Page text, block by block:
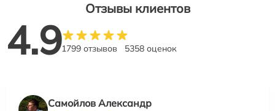
Отзывы клиентов
4.91799 отзывов 5358 оценок
Самойлов Александр